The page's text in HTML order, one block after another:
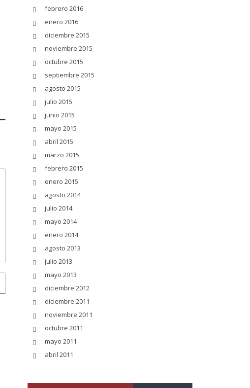
febrero 2016
enero 2016
diciembre 2015
noviembre 2015
octubre 2015
septiembre 2015
agosto 2015
julio 2015
junio 2015
mayo 2015
abril 2015
marzo 2015
febrero 2015
enero 2015
agosto 2014
julio 2014
mayo 2014
enero 2014
agosto 2013
julio 2013
mayo 2013
diciembre 2012
diciembre 2011
noviembre 2011
octubre 2011
mayo 2011
abril 2011